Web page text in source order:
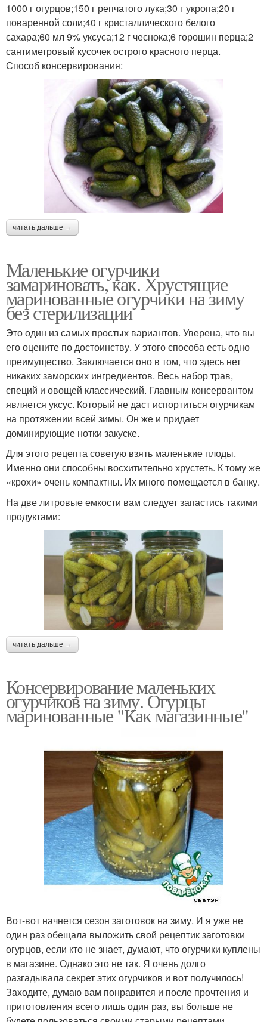
1000 г огурцов;150 г репчатого лука;30 г укропа;20 г
поваренной соли;40 г кристаллического белого
сахара;60 мл 9% уксуса;12 г чеснока;6 горошин перца;2
сантиметровый кусочек острого красного перца.
Способ консервирования:
читать дальше →
Маленькие огурчики
замариновать, как. Хрустящие
маринованные огурчики на зиму
без стерилизации
Это один из самых простых вариантов. Уверена, что вы
его оцените по достоинству. У этого способа есть одно
преимущество. Заключается оно в том, что здесь нет
никаких заморских ингредиентов. Весь набор трав,
специй и овощей классический. Главным консервантом
является уксус. Который не даст испортиться огурчикам
на протяжении всей зимы. Он же и придает
доминирующие нотки закуске.
Для этого рецепта советую взять маленькие плоды.
Именно они способны восхитительно хрустеть. К тому же
«крохи» очень компактны. Их много помещается в банку.
На две литровые емкости вам следует запастись такими
продуктами:
читать дальше →
Консервирование маленьких
огурчиков на зиму. Огурцы
маринованные "Как магазинные"
Вот-вот начнется сезон заготовок на зиму. И я уже не
один раз обещала выложить свой рецептик заготовки
огурцов, если кто не знает, думают, что огурчики куплены
в магазине. Однако это не так. Я очень долго
разгадывала секрет этих огурчиков и вот получилось!
Заходите, думаю вам понравится и после прочтения и
приготовления всего лишь один раз, вы больше не